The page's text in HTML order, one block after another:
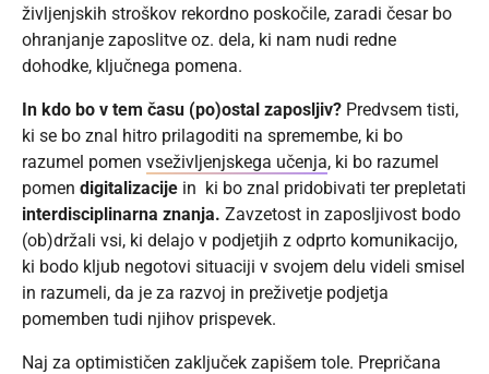
življenjskih stroškov rekordno poskočile, zaradi česar bo
ohranjanje zaposlitve oz. dela, ki nam nudi redne
dohodke, ključnega pomena.
In kdo bo v tem času (po)ostal zaposljiv? Predvsem tisti,
ki se bo znal hitro prilagoditi na spremembe, ki bo
razumel pomen vseživljenjskega učenja, ki bo razumel
pomen digitalizacije in ki bo znal pridobivati ter prepletati
interdisciplinarna znanja. Zavzetost in zaposljivost bodo
(ob)držali vsi, ki delajo v podjetjih z odprto komunikacijo,
ki bodo kljub negotovi situaciji v svojem delu videli smisel
in razumeli, da je za razvoj in preživetje podjetja
pomemben tudi njihov prispevek.
Naj za optimističen zaključek zapišem tole. Prepričana